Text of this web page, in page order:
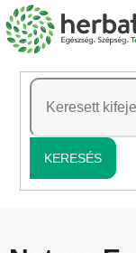
Ugrás
a
tartalomhoz
KERESÉS